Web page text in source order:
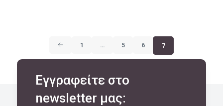
1 … 5 6 7
Εγγραφείτε στο
newsletter μας: